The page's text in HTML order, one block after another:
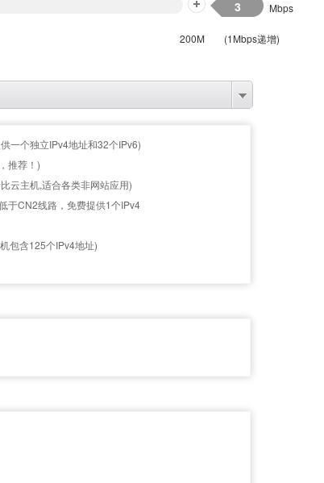
Mbps
200M (1Mbps递增)
一个独立IPv4地址和32个IPv6)
推荐！)
云主机,适合各类非网站应用)
于CN2线路，免费提供1个IPv4
包含125个IPv4地址)